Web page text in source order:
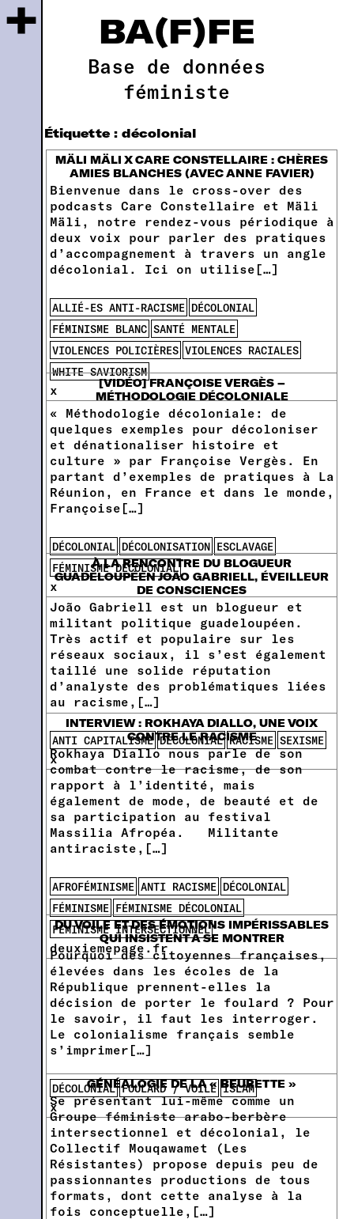
BA(F)FE
Base de données
féministe
+
Étiquette : décolonial
MÄLI MÄLI X CARE CONSTELLAIRE : CHÈRES
AMIES BLANCHES (AVEC ANNE FAVIER)
Bienvenue dans le cross-over des
podcasts Care Constellaire et Mäli
Mäli, notre rendez-vous périodique à
deux voix pour parler des pratiques
d’accompagnement à travers un angle
décolonial. Ici on utilise[…]
ALLIÉ-ES ANTI-RACISME DÉCOLONIAL
FÉMINISME BLANC SANTÉ MENTALE
VIOLENCES POLICIÈRES VIOLENCES RACIALES
WHITE SAVIORISM
x
[VIDÉO] FRANÇOISE VERGÈS –
MÉTHODOLOGIE DÉCOLONIALE
« Méthodologie décoloniale: de
quelques exemples pour décoloniser
et dénationaliser histoire et
culture » par Françoise Vergès. En
partant d’exemples de pratiques à La
Réunion, en France et dans le monde,
Françoise[…]
DÉCOLONIAL DÉCOLONISATION ESCLAVAGE
FÉMINISME DÉCOLONIAL
x
À LA RENCONTRE DU BLOGUEUR
GUADELOUPÉEN JOÃO GABRIELL, ÉVEILLEUR
DE CONSCIENCES
João Gabriell est un blogueur et
militant politique guadeloupéen.
Très actif et populaire sur les
réseaux sociaux, il s’est également
taillé une solide réputation
d’analyste des problématiques liées
au racisme,[…]
ANTI CAPITALISME DÉCOLONIAL RACISME SEXISME
x
INTERVIEW : ROKHAYA DIALLO, UNE VOIX
CONTRE LE RACISME
Rokhaya Diallo nous parle de son
combat contre le racisme, de son
rapport à l’identité, mais
également de mode, de beauté et de
sa participation au festival
Massilia Afropéa. Militante
antiraciste,[…]
AFROFÉMINISME ANTI RACISME DÉCOLONIAL
FÉMINISME FÉMINISME DÉCOLONIAL
FÉMINISME INTERSECTIONNEL
deuxiemepage.fr
DU VOILE ET DES ÉMOTIONS IMPÉRISSABLES
QUI INSISTENT À SE MONTRER
Pourquoi des citoyennes françaises,
élevées dans les écoles de la
République prennent-elles la
décision de porter le foulard ? Pour
le savoir, il faut les interroger.
Le colonialisme français semble
s’imprimer[…]
DÉCOLONIAL FOULARD / VOILE ISLAM
x
GÉNÉALOGIE DE LA « BEURETTE »
Se présentant lui-même comme un
Groupe féministe arabo-berbère
intersectionnel et décolonial, le
Collectif Mouqawamet (Les
Résistantes) propose depuis peu de
passionnantes productions de tous
formats, dont cette analyse à la
fois conceptuelle,[…]